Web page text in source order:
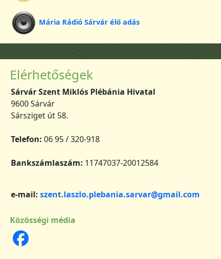
Mária Rádió Sárvár élő adás
Elérhetőségek
Sárvár Szent Miklós Plébánia Hivatal
9600 Sárvár
Sársziget út 58.
Telefon: 06 95 / 320-918
Bankszámlaszám: 11747037-20012584
e-mail: szent.laszlo.plebania.sarvar@gmail.com
Közösségi média